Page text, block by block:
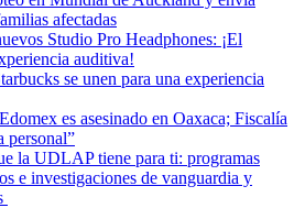
afectadas
Studio Pro Headphones: ¡El
auditiva!
se unen para una experiencia
es asesinado en Oaxaca; Fiscalía
personal”
la UDLAP tiene para ti: programas
e investigaciones de vanguardia y